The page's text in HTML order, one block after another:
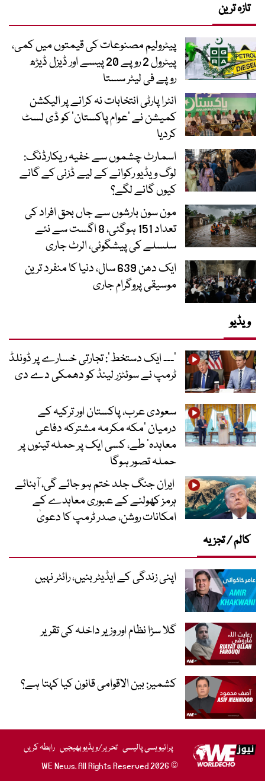
تازہ ترین
پیٹرولیم مصنوعات کی قیمتوں میں کمی،
پیٹرول 2 روپے 20 پیسے اور ڈیزل ڈیڑھ
روپے فی لیٹر سستا
انٹرا پارٹی انتخابات نہ کرانے پر الیکشن
کمیشن نے ’عوام پاکستان‘ کو ڈی لسٹ
کردیا
اسمارٹ چشموں سے خفیہ ریکارڈنگ:
لوگ ویڈیو رکوانے کے لیے ڈزنی کے گانے
کیوں گانے لگے؟
مون سون بارشوں سے جاں بحق افراد کی
تعداد 151 ہوگئی، 8 اگست سے نئے
سلسلے کی پیشگوئی، الرٹ جاری
ایک دھن 639 سال، دنیا کا منفرد ترین
موسیقی پروگرام جاری
ویڈیو
’۔۔۔ ایک دستخط‘: تجارتی خسارے پر ڈونلڈ
ٹرمپ نے سوئٹزر لینڈ کو دھمکی دے دی
سعودی عرب، پاکستان اور ترکیہ کے
درمیان ’مکہ مکرمہ مشترکہ دفاعی
معاہدہ‘ طے، کسی ایک پر حملہ تینوں پر
حملہ تصور ہوگا
ایران جنگ جلد ختم ہو جائے گی، آبنائے
ہرمز کھولنے کے عبوری معاہدے کے
امکانات روشن، صدر ٹرمپ کا دعویٰ
کالم / تجزیہ
اپنی زندگی کے ایڈیٹر بنیں، رائٹر نہیں
گلا سڑا نظام اور وزیر داخلہ کی تقریر
کشمیر: بین الاقوامی قانون کیا کہتا ہے؟
پرائیویسی پالیسی تحریر/ویڈیو بھیجیں رابطہ کریں
© 2026 WE News. All Rights Reserved